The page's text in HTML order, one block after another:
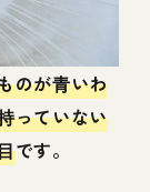
のが青いわ
っていない
です。